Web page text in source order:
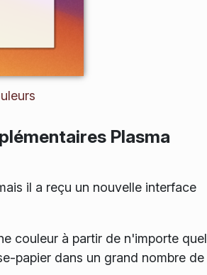
Plasma
il a reçu un nouvelle interface
couleur à partir de n'importe quel
papier dans un grand nombre de